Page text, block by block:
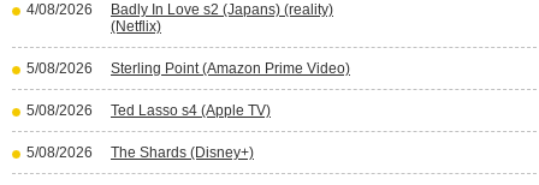
4/08/2026
Badly In Love s2 (Japans) (reality)
(Netflix)
5/08/2026 Sterling Point (Amazon Prime Video)
5/08/2026 Ted Lasso s4 (Apple TV)
5/08/2026 The Shards (Disney+)